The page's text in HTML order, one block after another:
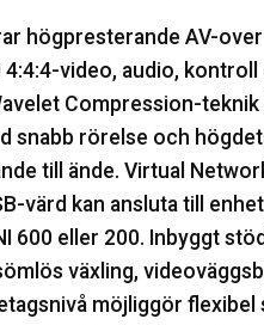
högpresterande AV-
video, audio, kontroll
Compression-
snabb rörelse och
till ände. Virtual
värd kan ansluta till
600 eller 200. Inbyggt
växling,
möjliggör